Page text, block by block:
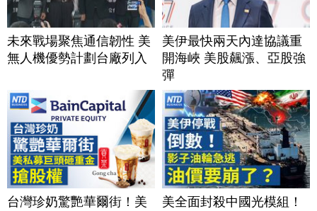
未來戰場聚焦通信韌性 美
無人機優勢計劃台廠列入
美伊最快兩天內達協議重
開海峽 美股飆漲、亞股強
彈
台灣珍奶驚艷華爾街！美
美全面封殺中國光模組！